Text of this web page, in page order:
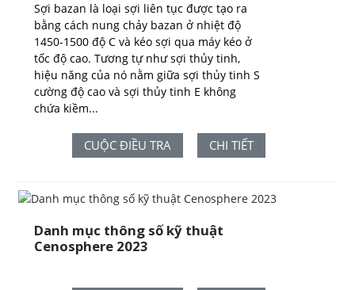
Sợi bazan là loại sợi liên tục được tạo ra
bằng cách nung chảy bazan ở nhiệt độ
1450-1500 độ C và kéo sợi qua máy kéo ở
tốc độ cao. Tương tự như sợi thủy tinh,
hiệu năng của nó nằm giữa sợi thủy tinh S
cường độ cao và sợi thủy tinh E không
chứa kiềm...
CUỘC ĐIỀU TRA CHI TIẾT
Danh mục thông số kỹ thuật
Cenosphere 2023